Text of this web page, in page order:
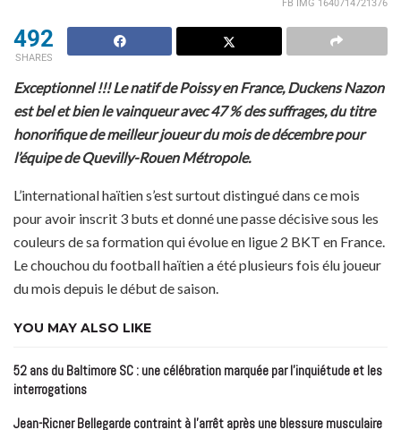
FB IMG 1640714721376
492
SHARES
Exceptionnel !!! Le natif de Poissy en France, Duckens Nazon
est bel et bien le vainqueur avec 47 % des suffrages, du titre
honorifique de meilleur joueur du mois de décembre pour
l’équipe de Quevilly-Rouen Métropole.
L’international haïtien s’est surtout distingué dans ce mois
pour avoir inscrit 3 buts et donné une passe décisive sous les
couleurs de sa formation qui évolue en ligue 2 BKT en France.
Le chouchou du football haïtien a été plusieurs fois élu joueur
du mois depuis le début de saison.
YOU MAY ALSO LIKE
52 ans du Baltimore SC : une célébration marquée par l’inquiétude et les
interrogations
Jean-Ricner Bellegarde contraint à l’arrêt après une blessure musculaire